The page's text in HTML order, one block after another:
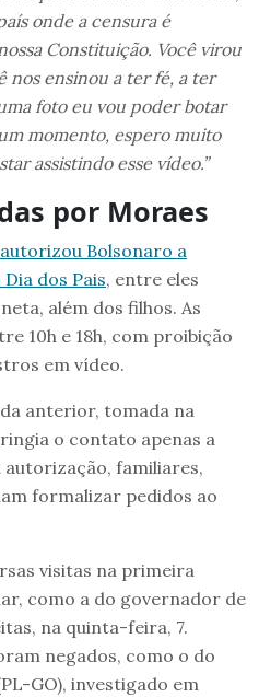
onde a censura é
Constituição. Você virou
nos ensinou a ter fé, a ter
foto eu vou poder botar
momento, espero muito
assistindo esse vídeo.”
por Moraes
Bolsonaro a
dos Pais, entre eles
além dos filhos. As
10h e 18h, com proibição
em vídeo.
anterior, tomada na
o contato apenas a
autorização, familiares,
formalizar pedidos ao
visitas na primeira
como a do governador de
na quinta-feira, 7.
negados, como o do
GO), investigado em